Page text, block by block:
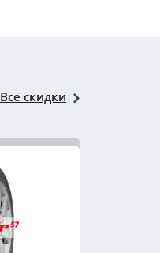
Все скидки